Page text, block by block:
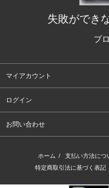
失敗ができ
プ
マイアカウント
ログイン
お問い合わせ
ホーム / 支払い方法につ
特定商取引法に基づく表記